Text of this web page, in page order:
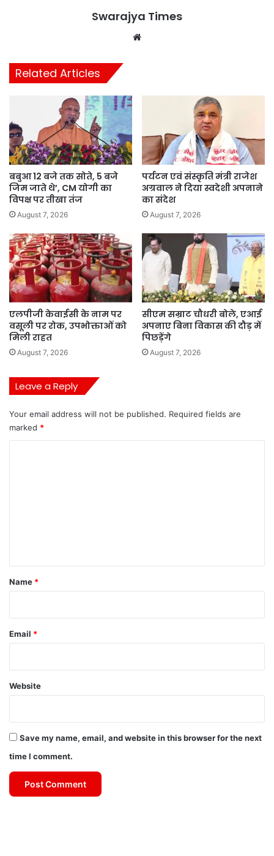
Swarajya Times
Related Articles
बबुआ 12 बजे तक सोते, 5 बजे
जिम जाते थे’, CM योगी का
विपक्ष पर तीखा तंज
August 7, 2026
पर्यटन एवं संस्कृति मंत्री राजेश
अग्रवाल ने दिया स्वदेशी अपनाने
का संदेश
August 7, 2026
एलपीजी केवाईसी के नाम पर
वसूली पर रोक, उपभोक्ताओं को
मिली राहत
August 7, 2026
सीएम सम्राट चौधरी बोले, एआई
अपनाए बिना विकास की दौड़ में
पिछड़ेंगे
August 7, 2026
Leave a Reply
Your email address will not be published. Required fields are
marked *
*
Name *
Email *
Website
Save my name, email, and website in this browser for the next
time I comment.